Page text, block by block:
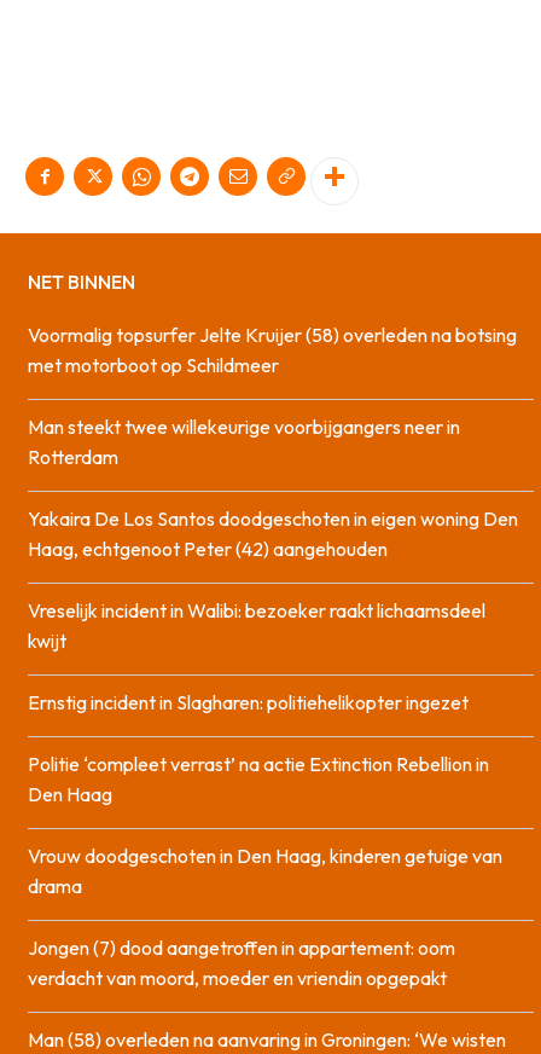
NET BINNEN
Voormalig topsurfer Jelte Kruijer (58) overleden na botsing
met motorboot op Schildmeer
Man steekt twee willekeurige voorbijgangers neer in
Rotterdam
Yakaira De Los Santos doodgeschoten in eigen woning Den
Haag, echtgenoot Peter (42) aangehouden
Vreselijk incident in Walibi: bezoeker raakt lichaamsdeel
kwijt
Ernstig incident in Slagharen: politiehelikopter ingezet
Politie ‘compleet verrast’ na actie Extinction Rebellion in
Den Haag
Vrouw doodgeschoten in Den Haag, kinderen getuige van
drama
Jongen (7) dood aangetroffen in appartement: oom
verdacht van moord, moeder en vriendin opgepakt
Man (58) overleden na aanvaring in Groningen: ‘We wisten